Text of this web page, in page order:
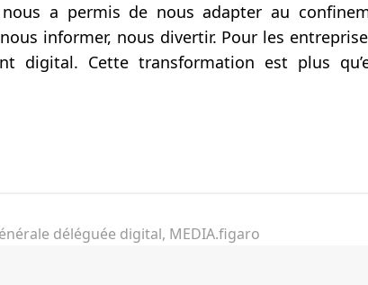
a permis de nous adapter au
informer, nous divertir. Pour les
digital. Cette transformation est plus
déléguée digital, MEDIA.figaro